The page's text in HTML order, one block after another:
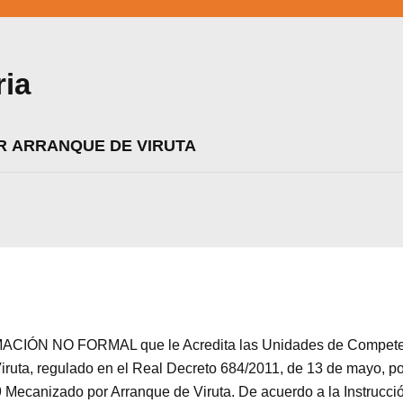
ARRANQUE DE VIRUTA
NO FORMAL que le Acredita las Unidades de
regulado en el Real Decreto 684/2011, de 13 de mayo,
por Arranque de Viruta. De acuerdo a la
cookies para ofrecerte la mejor experiencia en
aprender más sobre qué cookies utilizamos o
ajustes.